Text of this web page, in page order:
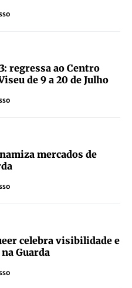
regressa ao Centro
de 9 a 20 de Julho
mercados de
celebra visibilidade e
Guarda